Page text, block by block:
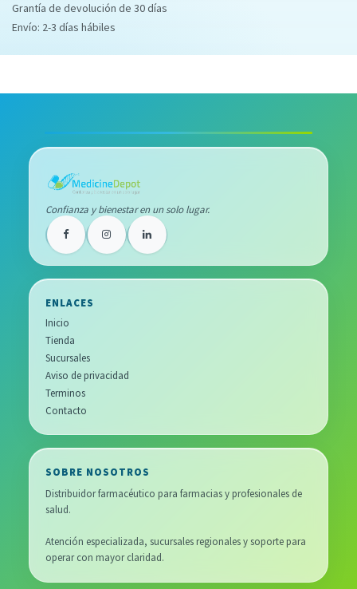
Grantía de devolución de 30 días
Envío: 2-3 días hábiles
Confianza y bienestar en un solo lugar.
ENLACES
Inicio
Tienda
Sucursales
Aviso de privacidad
Terminos
Contacto
SOBRE NOSOTROS
Distribuidor farmacéutico para farmacias y profesionales de
salud.
Atención especializada, sucursales regionales y soporte para
operar con mayor claridad.